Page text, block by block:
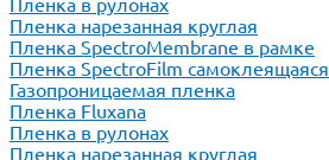
Пленка в рулонах
Пленка нарезанная круглая
Пленка SpectroMembrane в рамке
Пленка SpectroFilm самоклеящаяся
Газопроницаемая пленка
Пленка Fluxana
Пленка в рулонах
Пленка нарезанная круглая